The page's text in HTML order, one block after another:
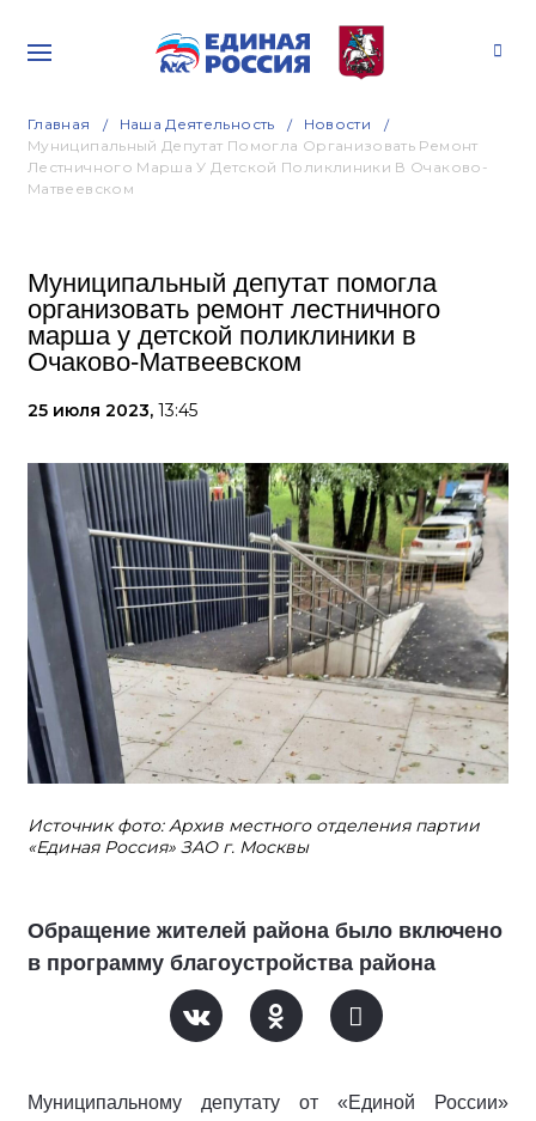
Главная Наша Деятельность
Новости
Муниципальный Депутат Помогла Организовать Ремонт
Лестничного Марша У Детской Поликлиники В Очаково-
Матвеевском
Муниципальный депутат помогла
организовать ремонт лестничного
марша у детской поликлиники в
Очаково-Матвеевском
25 июля 2023, 13:45
Источник фото: Архив местного отделения партии
«Единая Россия» ЗАО г. Москвы
Обращение жителей района было включено
в программу благоустройства района
Муниципальному депутату от «Единой России»